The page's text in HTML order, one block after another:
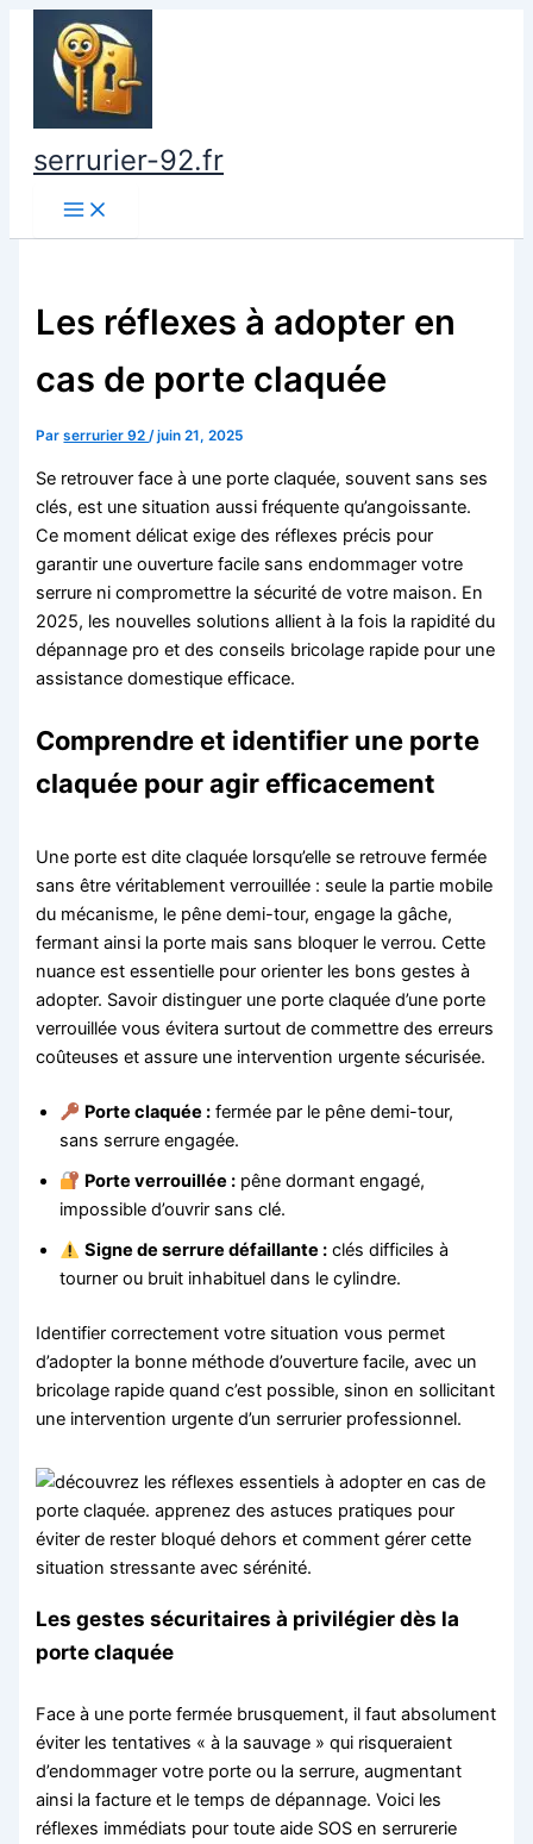
contenu
serrurier-92.fr
Les réflexes à adopter en
cas de porte claquée
Parserrurier 92/juin 21, 2025
Se retrouver face à une porte claquée, souvent sans ses
clés, est une situation aussi fréquente qu’angoissante.
Ce moment délicat exige des réflexes précis pour
garantir une ouverture facile sans endommager votre
serrure ni compromettre la sécurité de votre maison. En
2025, les nouvelles solutions allient à la fois la rapidité du
dépannage pro et des conseils bricolage rapide pour une
assistance domestique efficace.
Comprendre et identifier une porte
claquée pour agir efficacement
Une porte est dite claquée lorsqu’elle se retrouve fermée
sans être véritablement verrouillée : seule la partie mobile
du mécanisme, le pêne demi-tour, engage la gâche,
fermant ainsi la porte mais sans bloquer le verrou. Cette
nuance est essentielle pour orienter les bons gestes à
adopter. Savoir distinguer une porte claquée d’une porte
verrouillée vous évitera surtout de commettre des erreurs
coûteuses et assure une intervention urgente sécurisée.
Porte claquée : fermée par le pêne demi-tour,
sans serrure engagée.
Porte verrouillée : pêne dormant engagé,
impossible d’ouvrir sans clé.
Signe de serrure défaillante : clés difficiles à
tourner ou bruit inhabituel dans le cylindre.
Identifier correctement votre situation vous permet
d’adopter la bonne méthode d’ouverture facile, avec un
bricolage rapide quand c’est possible, sinon en sollicitant
une intervention urgente d’un serrurier professionnel.
Les gestes sécuritaires à privilégier dès la
porte claquée
Face à une porte fermée brusquement, il faut absolument
éviter les tentatives « à la sauvage » qui risqueraient
d’endommager votre porte ou la serrure, augmentant
ainsi la facture et le temps de dépannage. Voici les
réflexes immédiats pour toute aide SOS en serrurerie